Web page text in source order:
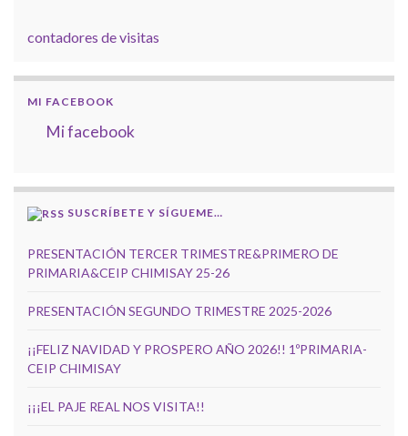
contadores de visitas
MI FACEBOOK
Mi facebook
SUSCRÍBETE Y SÍGUEME…
PRESENTACIÓN TERCER TRIMESTRE&PRIMERO DE
PRIMARIA&CEIP CHIMISAY 25-26
PRESENTACIÓN SEGUNDO TRIMESTRE 2025-2026
¡¡FELIZ NAVIDAD Y PROSPERO AÑO 2026!! 1ºPRIMARIA-
CEIP CHIMISAY
¡¡¡EL PAJE REAL NOS VISITA!!